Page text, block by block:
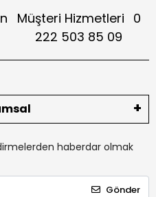
Müşteri Hizmetleri 0
222 503 85 09
haberdar olmak
Gönder